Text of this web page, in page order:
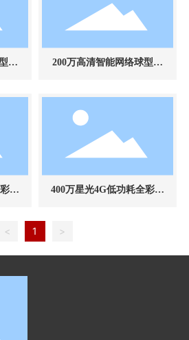
摄
200万高清智能网络球型摄
智
400万星光4G低功耗全彩智
< 1 >